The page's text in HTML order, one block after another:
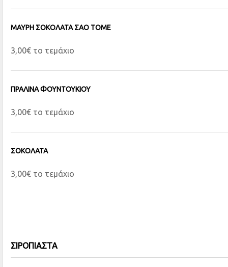
ΜΑΥΡΗ ΣΟΚΟΛΑΤΑ ΣΑΟ ΤΟΜΕ
3,00€ το τεμάχιο
ΠΡΑΛΙΝΑ ΦΟΥΝΤΟΥΚΙΟΥ
3,00€ το τεμάχιο
ΣΟΚΟΛΑΤΑ
3,00€ το τεμάχιο
ΣΙΡΟΠΙΑΣΤΑ